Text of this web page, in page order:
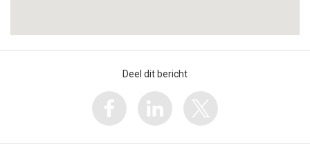
Deel dit bericht